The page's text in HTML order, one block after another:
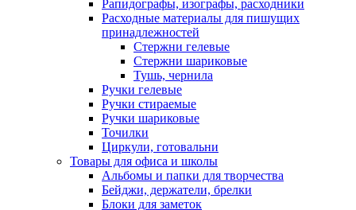
Рапидографы, изографы, расходники
Расходные материалы для пишущих
принадлежностей
Стержни гелевые
Стержни шариковые
Тушь, чернила
Ручки гелевые
Ручки стираемые
Ручки шариковые
Точилки
Циркули, готовальни
Товары для офиса и школы
Альбомы и папки для творчества
Бейджи, держатели, брелки
Блоки для заметок